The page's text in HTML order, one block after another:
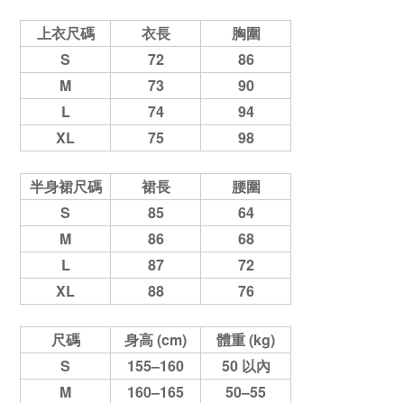
上衣尺碼 衣長
胸圍
S
72
86
M
73
90
L
74
94
XL
75 98
半身裙尺碼 裙長
腰圍
S
85
64
M
86
68
L
87
72
XL
88 76
尺碼 身高 (cm)
體重 (kg)
S
155–160
50 以內
M
160–165
50–55